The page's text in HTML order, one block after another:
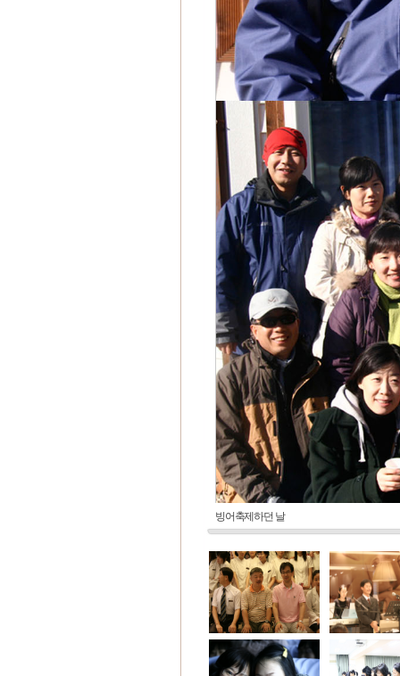
빙어축제하던 날